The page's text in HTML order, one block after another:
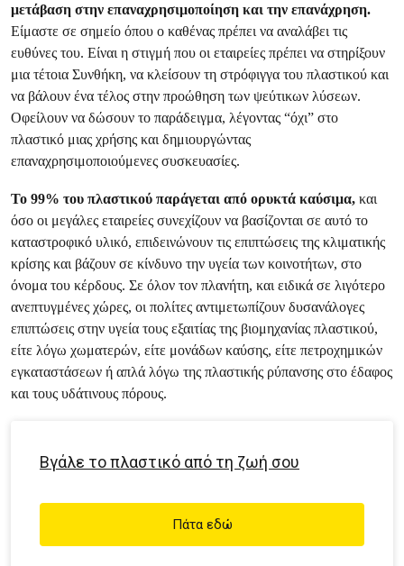
μετάβαση στην επαναχρησιμοποίηση και την επανάχρηση.
Είμαστε σε σημείο όπου ο καθένας πρέπει να αναλάβει τις
ευθύνες του. Είναι η στιγμή που οι εταιρείες πρέπει να στηρίξουν
μια τέτοια Συνθήκη, να κλείσουν τη στρόφιγγα του πλαστικού και
να βάλουν ένα τέλος στην προώθηση των ψεύτικων λύσεων.
Οφείλουν να δώσουν το παράδειγμα, λέγοντας “όχι” στο
πλαστικό μιας χρήσης και δημιουργώντας
επαναχρησιμοποιούμενες συσκευασίες.
Το 99% του πλαστικού παράγεται από ορυκτά καύσιμα, και
όσο οι μεγάλες εταιρείες συνεχίζουν να βασίζονται σε αυτό το
καταστροφικό υλικό, επιδεινώνουν τις επιπτώσεις της κλιματικής
κρίσης και βάζουν σε κίνδυνο την υγεία των κοινοτήτων, στο
όνομα του κέρδους. Σε όλον τον πλανήτη, και ειδικά σε λιγότερο
ανεπτυγμένες χώρες, οι πολίτες αντιμετωπίζουν δυσανάλογες
επιπτώσεις στην υγεία τους εξαιτίας της βιομηχανίας πλαστικού,
είτε λόγω χωματερών, είτε μονάδων καύσης, είτε πετροχημικών
εγκαταστάσεων ή απλά λόγω της πλαστικής ρύπανσης στο έδαφος
και τους υδάτινους πόρους.
Βγάλε το πλαστικό από τη ζωή σου
Πάτα εδώ